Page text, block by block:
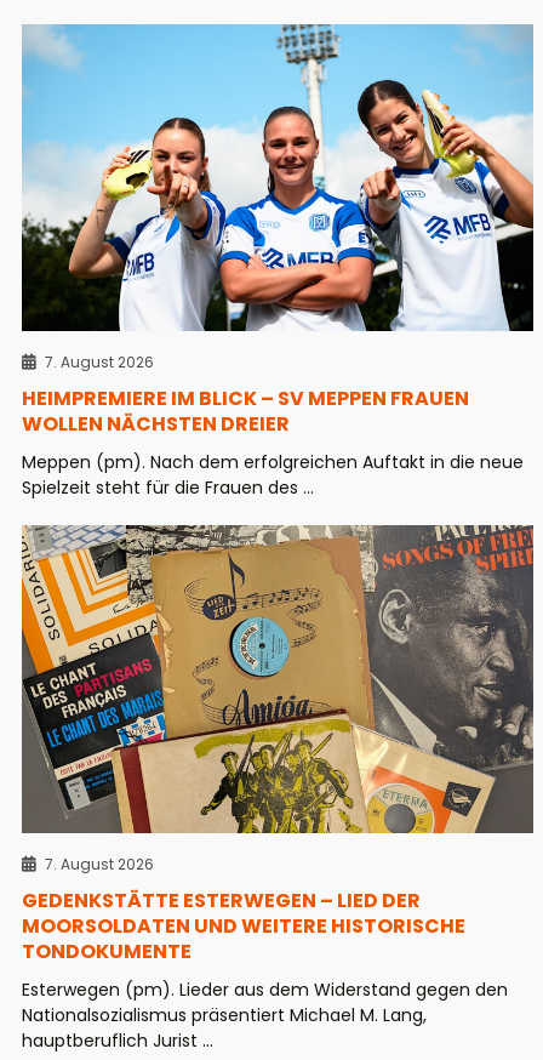
7. August 2026
HEIMPREMIERE IM BLICK – SV MEPPEN FRAUEN
WOLLEN NÄCHSTEN DREIER
Meppen (pm). Nach dem erfolgreichen Auftakt in die neue
Spielzeit steht für die Frauen des ...
7. August 2026
GEDENKSTÄTTE ESTERWEGEN – LIED DER
MOORSOLDATEN UND WEITERE HISTORISCHE
TONDOKUMENTE
Esterwegen (pm). Lieder aus dem Widerstand gegen den
Nationalsozialismus präsentiert Michael M. Lang,
hauptberuflich Jurist ...